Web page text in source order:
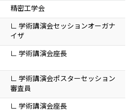
精密工学会
∟ 学術講演会セッションオーガナ
イザ
∟ 学術講演会座長
∟ 学術講演会ポスターセッション
審査員
∟ 学術講演会座長